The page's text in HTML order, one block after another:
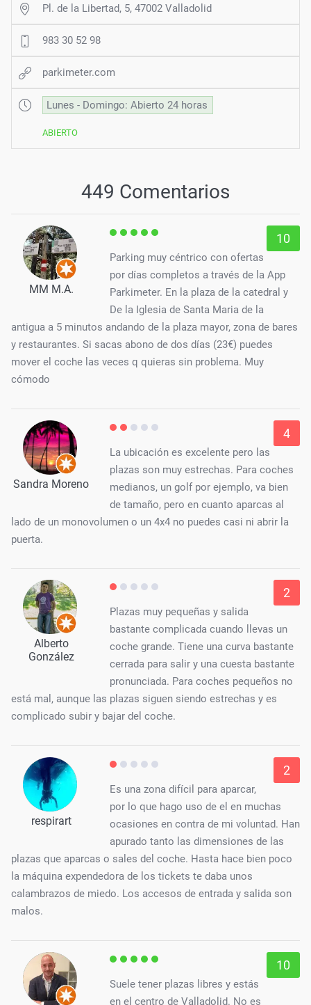
Pl. de la Libertad, 5, 47002 Valladolid
983 30 52 98
parkimeter.com
Lunes - Domingo: Abierto 24 horas
ABIERTO
449 Comentarios
MM M.A.
10
Parking muy céntrico con ofertas
por días completos a través de la App
Parkimeter. En la plaza de la catedral y
De la Iglesia de Santa Maria de la
antigua a 5 minutos andando de la plaza mayor, zona de bares
y restaurantes. Si sacas abono de dos días (23€) puedes
mover el coche las veces q quieras sin problema. Muy
cómodo
Sandra Moreno
4
La ubicación es excelente pero las
plazas son muy estrechas. Para coches
medianos, un golf por ejemplo, va bien
de tamaño, pero en cuanto aparcas al
lado de un monovolumen o un 4x4 no puedes casi ni abrir la
puerta.
Alberto
González
2
Plazas muy pequeñas y salida
bastante complicada cuando llevas un
coche grande. Tiene una curva bastante
cerrada para salir y una cuesta bastante
pronunciada. Para coches pequeños no
está mal, aunque las plazas siguen siendo estrechas y es
complicado subir y bajar del coche.
respirart
2
Es una zona difícil para aparcar,
por lo que hago uso de el en muchas
ocasiones en contra de mi voluntad. Han
apurado tanto las dimensiones de las
plazas que aparcas o sales del coche. Hasta hace bien poco
la máquina expendedora de los tickets te daba unos
calambrazos de miedo. Los accesos de entrada y salida son
malos.
10
Suele tener plazas libres y estás
en el centro de Valladolid. No es